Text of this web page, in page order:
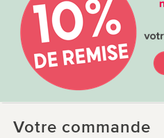
Votre commande